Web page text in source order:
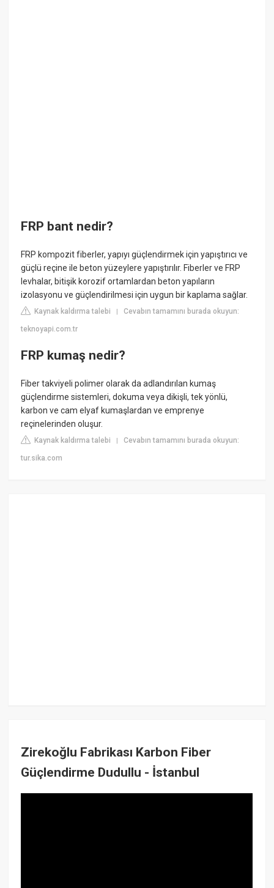
FRP bant nedir?
FRP kompozit fiberler, yapıyı güçlendirmek için yapıştırıcı ve
güçlü reçine ile beton yüzeylere yapıştırılır. Fiberler ve FRP
levhalar, bitişik korozif ortamlardan beton yapıların
izolasyonu ve güçlendirilmesi için uygun bir kaplama sağlar.
Kaynak kaldırma talebi |Cevabın tamamını burada okuyun:
teknoyapi.com.tr
FRP kumaş nedir?
Fiber takviyeli polimer olarak da adlandırılan kumaş
güçlendirme sistemleri, dokuma veya dikişli, tek yönlü,
karbon ve cam elyaf kumaşlardan ve emprenye
reçinelerinden oluşur.
Kaynak kaldırma talebi |Cevabın tamamını burada okuyun:
tur.sika.com
Zirekoğlu Fabrikası Karbon Fiber
Güçlendirme Dudullu - İstanbul